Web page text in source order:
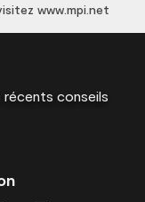
www.mpi.net
récents conseils